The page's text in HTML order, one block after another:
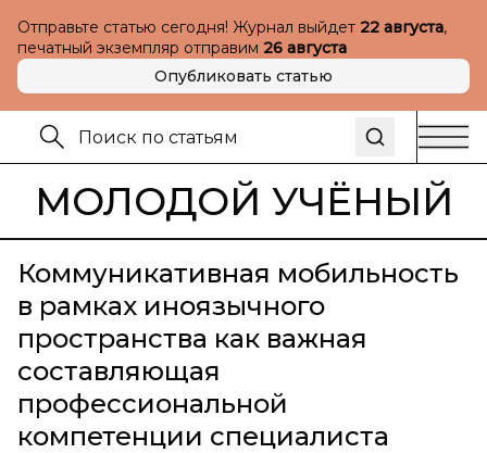
Отправьте статью сегодня! Журнал выйдет 22 августа,
печатный экземпляр отправим 26 августа
Опубликовать статью
МОЛОДОЙ УЧЁНЫЙ
Коммуникативная мобильность
в рамках иноязычного
пространства как важная
составляющая
профессиональной
компетенции специалиста